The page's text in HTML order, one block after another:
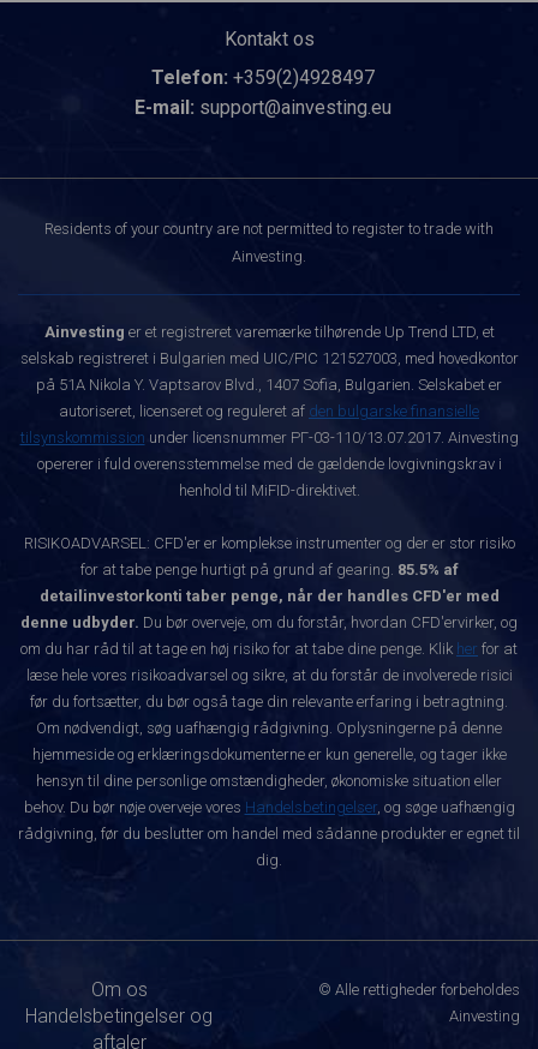
Kontakt os
Telefon: +359(2)4928497
E-mail: support@ainvesting.eu
Residents of your country are not permitted to register to trade with
Ainvesting.
Ainvesting er et registreret varemærke tilhørende Up Trend LTD, et
selskab registreret i Bulgarien med UIC/PIC 121527003, med hovedkontor
på 51A Nikola Y. Vaptsarov Blvd., 1407 Sofia, Bulgarien. Selskabet er
autoriseret, licenseret og reguleret af den bulgarske finansielle
tilsynskommission under licensnummer РГ-03-110/13.07.2017. Ainvesting
opererer i fuld overensstemmelse med de gældende lovgivningskrav i
henhold til MiFID-direktivet.
RISIKOADVARSEL: CFD'er er komplekse instrumenter og der er stor risiko
for at tabe penge hurtigt på grund af gearing. 85.5% af
detailinvestorkonti taber penge, når der handles CFD'er med
denne udbyder. Du bør overveje, om du forstår, hvordan CFD'ervirker, og
om du har råd til at tage en høj risiko for at tabe dine penge. Klik her for at
læse hele vores risikoadvarsel og sikre, at du forstår de involverede risici
før du fortsætter, du bør også tage din relevante erfaring i betragtning.
Om nødvendigt, søg uafhængig rådgivning. Oplysningerne på denne
hjemmeside og erklæringsdokumenterne er kun generelle, og tager ikke
hensyn til dine personlige omstændigheder, økonomiske situation eller
behov. Du bør nøje overveje vores Handelsbetingelser, og søge uafhængig
rådgivning, før du beslutter om handel med sådanne produkter er egnet til
dig.
Om os
Handelsbetingelser og
aftaler
© Alle rettigheder forbeholdes
Ainvesting